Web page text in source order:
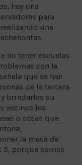
hay una
para
una
no tener escuelas
con la
que se han
de la tercera
brindarles su
vecinos les
o cosas que
la mesa de
5, porque somos